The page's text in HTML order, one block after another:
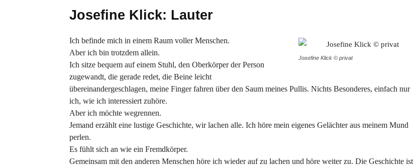
Josefine Klick: Lauter
Josefine Klick © privat
Ich befinde mich in einem Raum voller Menschen.
Aber ich bin trotzdem allein.
Ich sitze bequem auf einem Stuhl, den Oberkörper der Person
zugewandt, die gerade redet, die Beine leicht
übereinandergeschlagen, meine Finger fahren über den Saum meines Pullis. Nichts Besonderes, einfach nur
ich, wie ich interessiert zuhöre.
Aber ich möchte wegrennen.
Jemand erzählt eine lustige Geschichte, wir lachen alle. Ich höre mein eigenes Gelächter aus meinem Mund
perlen.
Es fühlt sich an wie ein Fremdkörper.
Gemeinsam mit den anderen Menschen höre ich wieder auf zu lachen und höre weiter zu. Die Geschichte ist